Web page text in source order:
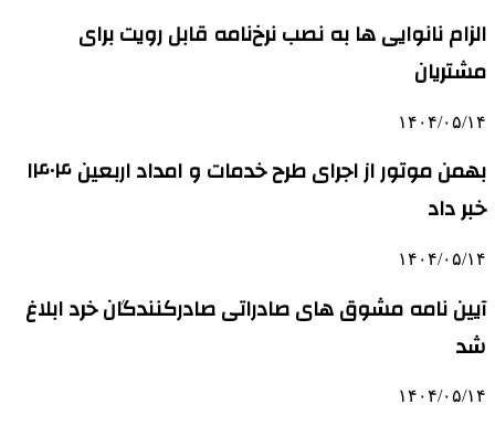
الزام نانوایی ها به نصب نرخ‌نامه قابل رویت برای
مشتریان
۱۴۰۴/۰۵/۱۴
بهمن موتور از اجرای طرح خدمات و امداد اربعین ۱۴۰۴
خبر داد
۱۴۰۴/۰۵/۱۴
آیین نامه مشوق های صادراتی صادرکنندگان خرد ابلاغ
شد
۱۴۰۴/۰۵/۱۴